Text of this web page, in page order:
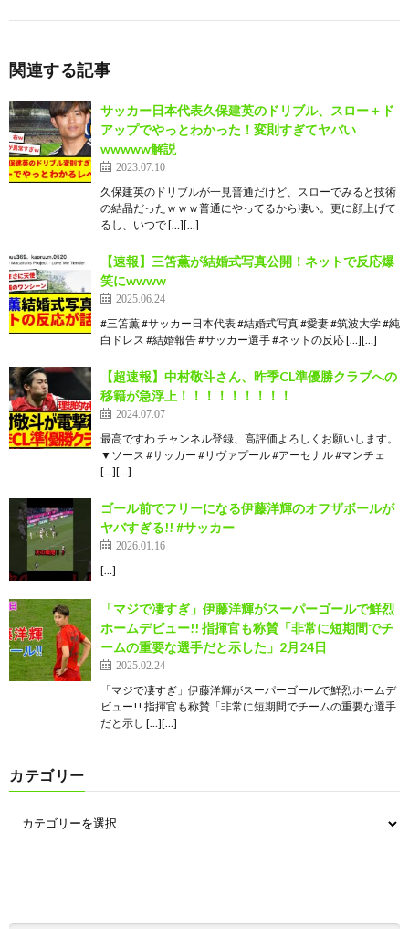
関連する記事
サッカー日本代表久保建英のドリブル、スロー＋ド
アップでやっとわかった！変則すぎてヤバい
wwwww解説
2023.07.10
久保建英のドリブルが一見普通だけど、スローでみると技術
の結晶だったｗｗｗ普通にやってるから凄い。更に顔上げて
るし、いつで […][…]
【速報】三笘薫が結婚式写真公開！ネットで反応爆
笑にwwww
2025.06.24
#三笘薫 #サッカー日本代表 #結婚式写真 #愛妻 #筑波大学 #純
白ドレス #結婚報告 #サッカー選手 #ネットの反応 […][…]
【超速報】中村敬斗さん、昨季CL準優勝クラブへの
移籍が急浮上！！！！！！！！！
2024.07.07
最高ですわ チャンネル登録、高評価よろしくお願いします。
▼ソース #サッカー #リヴァプール #アーセナル #マンチェ
[…][…]
ゴール前でフリーになる伊藤洋輝のオフザボールが
ヤバすぎる!! #サッカー
2026.01.16
[…]
「マジで凄すぎ」伊藤洋輝がスーパーゴールで鮮烈
ホームデビュー!! 指揮官も称賛「非常に短期間でチ
ームの重要な選手だと示した」2月24日
2025.02.24
「マジで凄すぎ」伊藤洋輝がスーパーゴールで鮮烈ホームデ
ビュー!! 指揮官も称賛「非常に短期間でチームの重要な選手
だと示し […][…]
カテゴリー